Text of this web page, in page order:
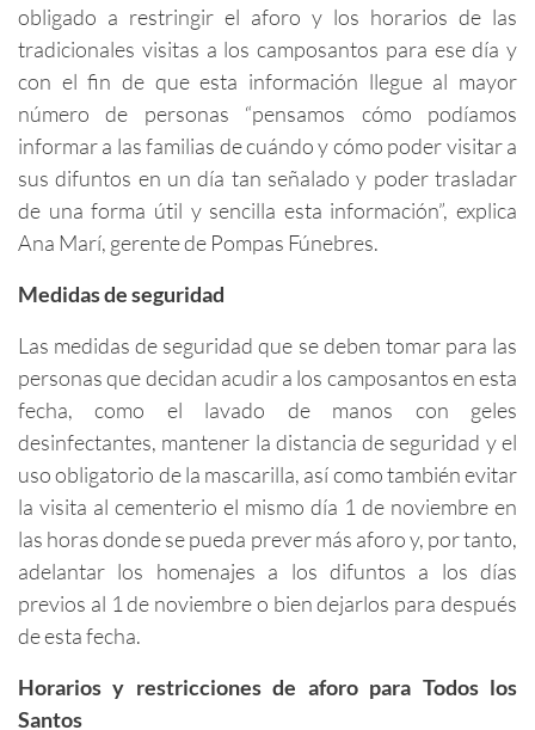
obligado a restringir el aforo y los horarios de las
tradicionales visitas a los camposantos para ese día y
con el fin de que esta información llegue al mayor
número de personas “pensamos cómo podíamos
informar a las familias de cuándo y cómo poder visitar a
sus difuntos en un día tan señalado y poder trasladar
de una forma útil y sencilla esta información”, explica
Ana Marí, gerente de Pompas Fúnebres.
Medidas de seguridad
Las medidas de seguridad que se deben tomar para las
personas que decidan acudir a los camposantos en esta
fecha, como el lavado de manos con geles
desinfectantes, mantener la distancia de seguridad y el
uso obligatorio de la mascarilla, así como también evitar
la visita al cementerio el mismo día 1 de noviembre en
las horas donde se pueda prever más aforo y, por tanto,
adelantar los homenajes a los difuntos a los días
previos al 1 de noviembre o bien dejarlos para después
de esta fecha.
Horarios y restricciones de aforo para Todos los
Santos